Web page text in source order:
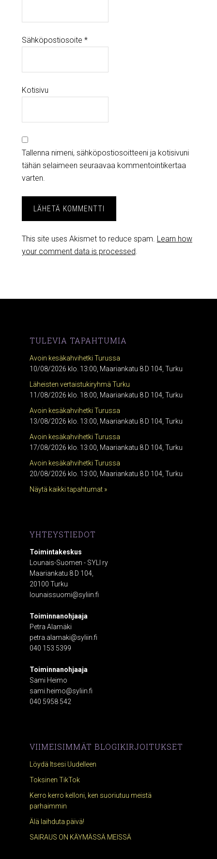
Sähköpostiosoite *
Kotisivu
Tallenna nimeni, sähköpostiosoitteeni ja kotisivuni
tähän selaimeen seuraavaa kommentointikertaa
varten.
This site uses Akismet to reduce spam. Learn how
your comment data is processed.
TULEVIA TAPAHTUMIA
Avoin kesäkahvihetki Turussa
10/08/2026 klo. 13:00, Maariankatu 8 D 104, Turku
Läheisten vertaistukiryhmä Turku
11/08/2026 klo. 18:00, Maariankatu 8 D 104, Turku
Avoin kesäkahvihetki Turussa
13/08/2026 klo. 13:00, Maariankatu 8 D 104, Turku
Avoin kesäkahvihetki Turussa
17/08/2026 klo. 13:00, Maariankatu 8 D 104, Turku
Avoin kesäkahvihetki Turussa
20/08/2026 klo. 13:00, Maariankatu 8 D 104, Turku
Näytä kaikki tapahtumat »
YHTEYSTIEDOT
Toimintakeskus
Lounais-Suomen - SYLI ry
Maariankatu 8 D 104,
20100 Turku
lounaissuomi@syliin.fi
Toiminnanohjaaja
Petra Alamäki
petra.alamaki@syliin.fi
040 153 5399
Toiminnanohjaaja
Sami Heimo
sami.heimo@syliin.fi
040 5958 542
VIIMEISIMMÄT BLOGIKIRJOITUKSET
Löydä Itsesi Uudelleen
Toksinen TikTok
Kerro kerro kelloni, ken suoriutuu meistä
parhaimmin
Älä laihduta päivä!
SAIRAUS ON KÄYMÄSSÄ MEISSÄ